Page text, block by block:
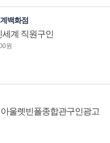
백화점
계 직원구인
원
울렛빈폴종합관구인광고